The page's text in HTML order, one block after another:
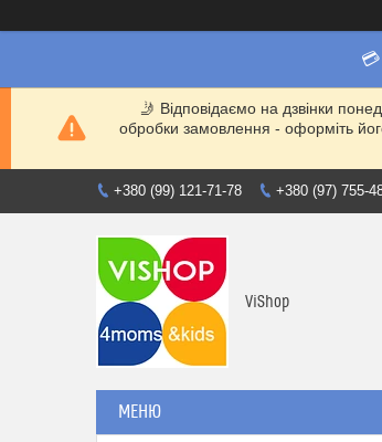
🤳 Відповідаємо на дзвінки
обробки замовлення - оформіть
+380 (99) 121-71-78 +380 (97) 755-
ViShop